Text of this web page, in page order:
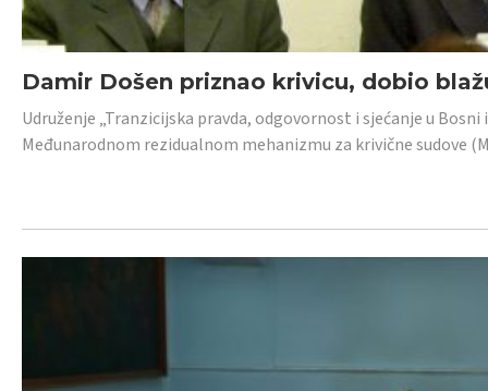
Damir Došen priznao krivicu, dobio
Udruženje „Tranzicijska pravda, odgovornost i sjećanje u
Međunarodnom rezidualnom mehanizmu za krivične sudove